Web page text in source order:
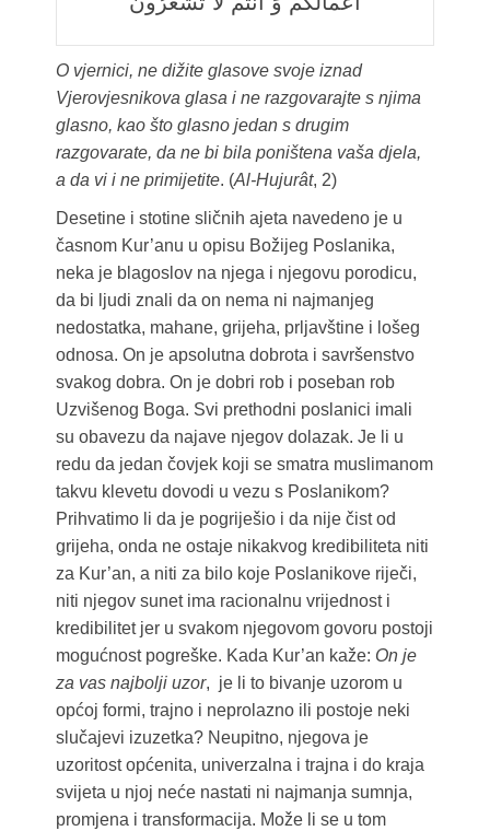
O vjernici, ne dižite glasove svoje iznad
Vjerovjesnikova glasa i ne razgovarajte s njima
glasno, kao što glasno jedan s drugim
razgovarate, da ne bi bila poništena vaša djela,
a da vi i ne primijetite. (Al-Hujurât, 2)
Desetine i stotine sličnih ajeta navedeno je u
časnom Kur’anu u opisu Božijeg Poslanika,
neka je blagoslov na njega i njegovu porodicu,
da bi ljudi znali da on nema ni najmanjeg
nedostatka, mahane, grijeha, prljavštine i lošeg
odnosa. On je apsolutna dobrota i savršenstvo
svakog dobra. On je dobri rob i poseban rob
Uzvišenog Boga. Svi prethodni poslanici imali
su obavezu da najave njegov dolazak. Je li u
redu da jedan čovjek koji se smatra muslimanom
takvu klevetu dovodi u vezu s Poslanikom?
Prihvatimo li da je pogriješio i da nije čist od
grijeha, onda ne ostaje nikakvog kredibiliteta niti
za Kur’an, a niti za bilo koje Poslanikove riječi,
niti njegov sunet ima racionalnu vrijednost i
kredibilitet jer u svakom njegovom govoru postoji
mogućnost pogreške. Kada Kur’an kaže: On je
za vas najbolji uzor, je li to bivanje uzorom u
općoj formi, trajno i neprolazno ili postoje neki
slučajevi izuzetka? Neupitno, njegova je
uzoritost općenita, univerzalna i trajna i do kraja
svijeta u njoj neće nastati ni najmanja sumnja,
promjena i transformacija. Može li se u tom